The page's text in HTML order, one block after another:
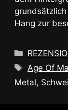
Hang zur
Age Of
Metal,